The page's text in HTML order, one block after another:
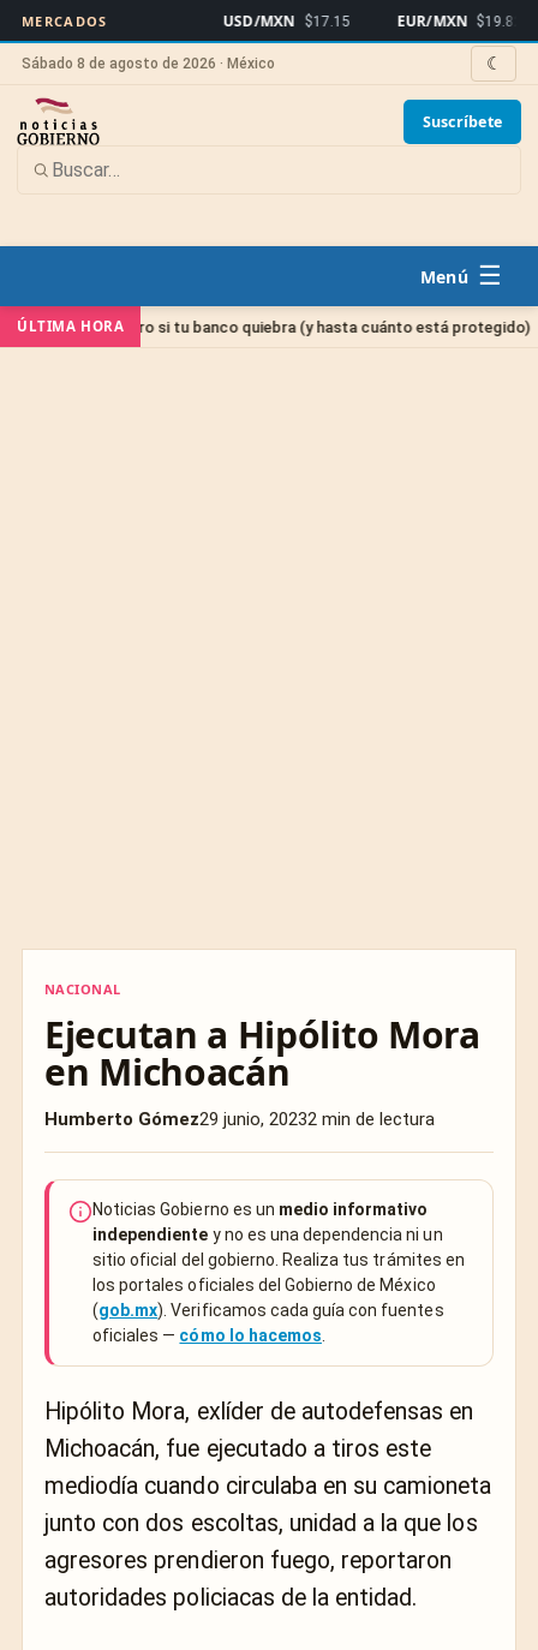
MERCADOS USD/MXN $17.15 EUR/MXN $19.82
Sábado 8 de agosto de 2026 · México ☾
Suscríbete
☰
ÚLTIMA HORA
dinero si tu banco quiebra (y hasta cuánto está protegido) Sin
NACIONAL
Ejecutan a Hipólito Mora
en Michoacán
Humberto Gómez29 junio, 20232 min de lectura
Noticias Gobierno es un medio informativo
independiente y no es una dependencia ni un
sitio oficial del gobierno. Realiza tus trámites en
los portales oficiales del Gobierno de México
(gob.mx). Verificamos cada guía con fuentes
oficiales — cómo lo hacemos
Hipólito Mora, exlíder de autodefensas en
Michoacán, fue ejecutado a tiros este
mediodía cuando circulaba en su camioneta
junto con dos escoltas, unidad a la que los
agresores prendieron fuego, reportaron
autoridades policiacas de la entidad.